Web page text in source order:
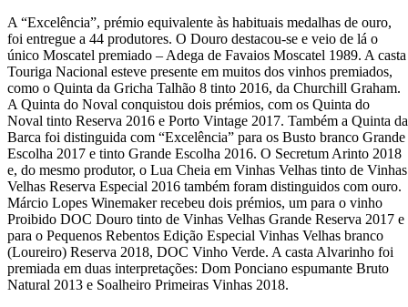
A “Excelência”, prémio equivalente às habituais medalhas de ouro,
foi entregue a 44 produtores. O Douro destacou-se e veio de lá o
único Moscatel premiado – Adega de Favaios Moscatel 1989. A casta
Touriga Nacional esteve presente em muitos dos vinhos premiados,
como o Quinta da Gricha Talhão 8 tinto 2016, da Churchill Graham.
A Quinta do Noval conquistou dois prémios, com os Quinta do
Noval tinto Reserva 2016 e Porto Vintage 2017. Também a Quinta da
Barca foi distinguida com “Excelência” para os Busto branco Grande
Escolha 2017 e tinto Grande Escolha 2016. O Secretum Arinto 2018
e, do mesmo produtor, o Lua Cheia em Vinhas Velhas tinto de Vinhas
Velhas Reserva Especial 2016 também foram distinguidos com ouro.
Márcio Lopes Winemaker recebeu dois prémios, um para o vinho
Proibido DOC Douro tinto de Vinhas Velhas Grande Reserva 2017 e
para o Pequenos Rebentos Edição Especial Vinhas Velhas branco
(Loureiro) Reserva 2018, DOC Vinho Verde. A casta Alvarinho foi
premiada em duas interpretações: Dom Ponciano espumante Bruto
Natural 2013 e Soalheiro Primeiras Vinhas 2018.